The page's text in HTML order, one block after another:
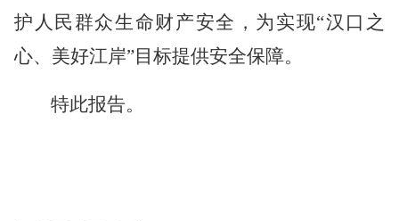
护人民群众生命财产安全，为实现“汉口之
心、美好江岸”目标提供安全保障。
特此报告。